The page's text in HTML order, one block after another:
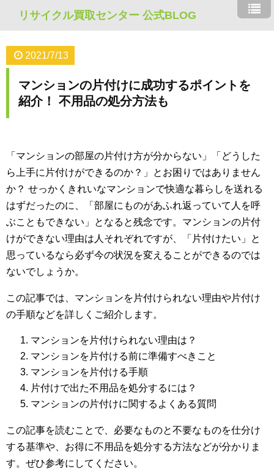
リサイクル買取センター 公式BLOG
2021/7/13
マンションの片付けに成功するポイントを
紹介！ 不用品の処分方法も
「マンションの部屋の片付け方が分からない」「どうした
ら上手に片付けができるのか？」とお困りではありません
か？ せっかくきれいなマンションで快適な暮らしを送れる
はずだったのに、「部屋にものがあふれ返っていて人を呼
ぶこともできない」となると残念です。マンションの片付
けができない理由は人それぞれですが、「片付けたい」と
思っているなら必ず今の状況を変えることができるのでは
ないでしょうか。
この記事では、マンションを片付けられない理由や片付け
の手順などを詳しくご紹介します。
マンションを片付けられない理由は？
マンションを片付ける前に準備すべきこと
マンションを片付ける手順
片付けで出た不用品を処分するには？
マンションの片付けに関するよくある質問
この記事を読むことで、必要なものと不要なものを仕分け
する基準や、お得に不用品を処分する方法などが分かりま
す。ぜひ参考にしてください。